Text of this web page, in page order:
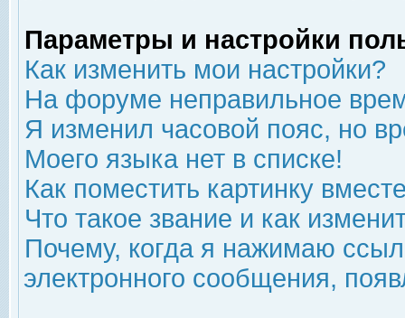
Параметры и настройки
Как изменить мои настройки?
На форуме неправильное
Я изменил часовой пояс, но
Моего языка нет в списке!
Как поместить картинку
Что такое звание и как
Почему, когда я нажимаю
электронного сообщения,